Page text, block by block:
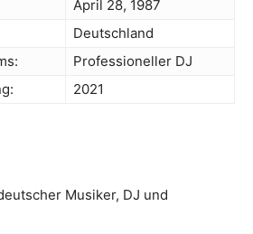
April 28, 1987
Deutschland
Professioneller DJ
2021
Musiker, DJ und